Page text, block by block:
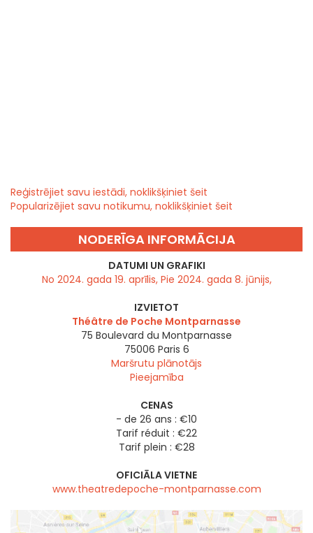
Reģistrējiet savu iestādi, noklikšķiniet šeit
Popularizējiet savu notikumu, noklikšķiniet šeit
NODERĪGA INFORMĀCIJA
DATUMI UN GRAFIKI
No 2024. gada 19. aprīlis, Pie 2024. gada 8. jūnijs,
IZVIETOT
Théâtre de Poche Montparnasse
75 Boulevard du Montparnasse
75006 Paris 6
Maršrutu plānotājs
Pieejamība
CENAS
- de 26 ans : €10
Tarif réduit : €22
Tarif plein : €28
OFICIĀLA VIETNE
www.theatredepoche-montparnasse.com